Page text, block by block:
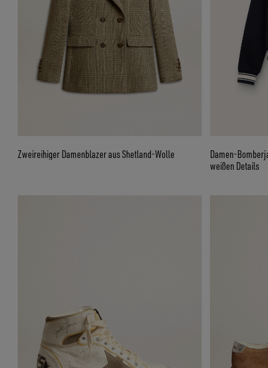
Zweireihiger Damenblazer aus Shetland-Wolle
Damen-
weißen Details